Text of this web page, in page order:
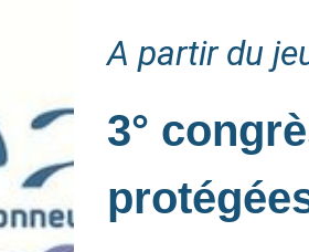
A partir du
3°